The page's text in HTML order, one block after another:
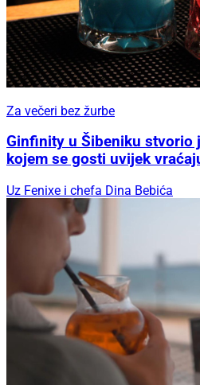
Za večeri bez žurbe
Ginfinity u Šibeniku stvorio
kojem se gosti uvijek
Uz Fenixe i chefa Dina Bebića